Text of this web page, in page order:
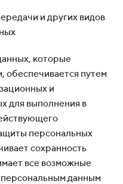
и других видов
которые
путем
и
для выполнения в
персональных
сохранность
все возможные
данным